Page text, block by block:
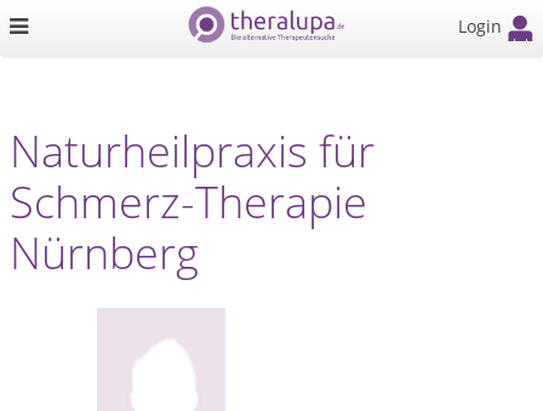
Login
Naturheilpraxis für
Schmerz-Therapie
Nürnberg